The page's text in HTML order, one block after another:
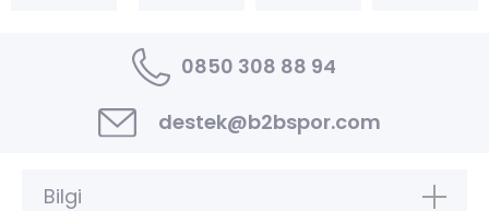
0850 308 88 94
destek@b2bspor.com
Bilgi